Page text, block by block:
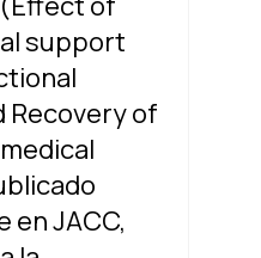
support
Recovery of
JACC,